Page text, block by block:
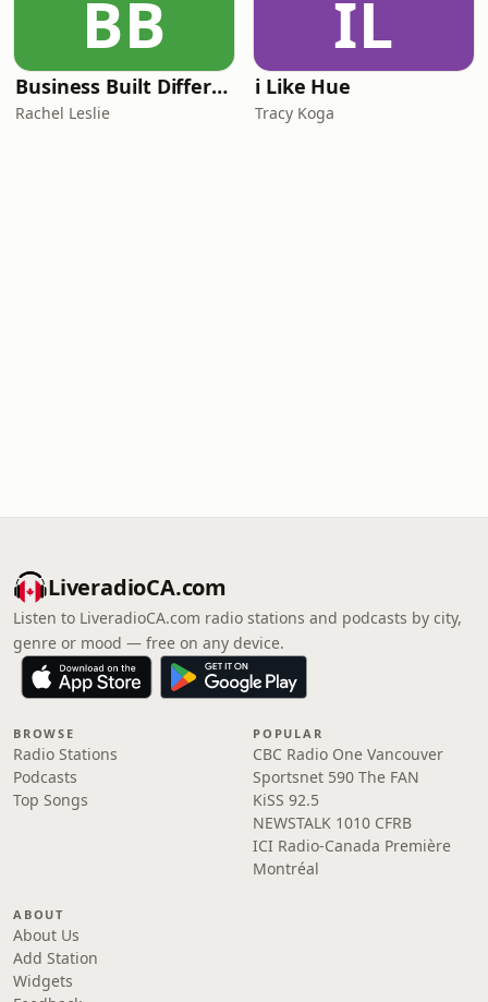
BB
Business Built Different
Rachel Leslie
IL
i Like Hue
Tracy Koga
LiveradioCA.com
Listen to LiveradioCA.com radio stations and podcasts by city,
genre or mood — free on any device.
BROWSE
Radio Stations
Podcasts
Top Songs
POPULAR
CBC Radio One Vancouver
Sportsnet 590 The FAN
KiSS 92.5
NEWSTALK 1010 CFRB
ICI Radio-Canada Première
Montréal
ABOUT
About Us
Add Station
Widgets